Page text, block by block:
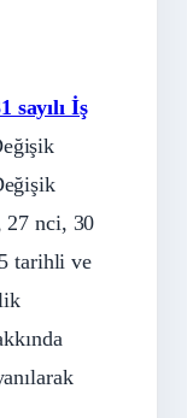
sayılı İş
27 nci, 30
tarihli ve